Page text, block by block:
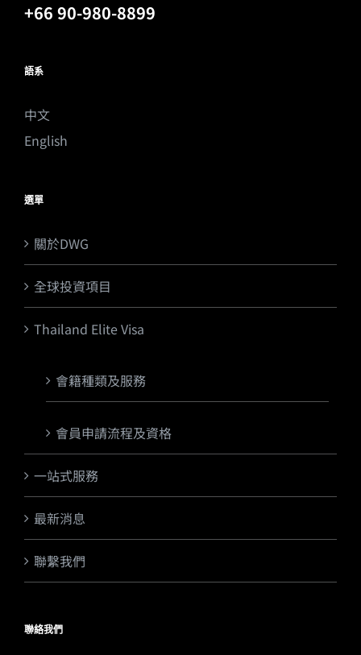
+66 90-980-8899
語系
中文
English
選單
關於DWG
全球投資項目
Thailand Elite Visa
會籍種類及服務
會員申請流程及資格
一站式服務
最新消息
聯繫我們
聯絡我們